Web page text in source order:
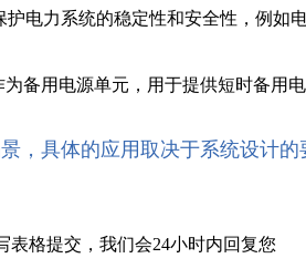
电力系统的稳定性和安全性，例如
备用电源单元，用于提供短时备用
，具体的应用取决于系统设计
表格提交，我们会24小时内回复您